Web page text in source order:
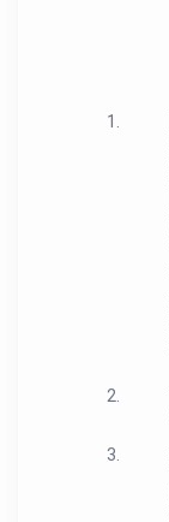
1.
2.
3.